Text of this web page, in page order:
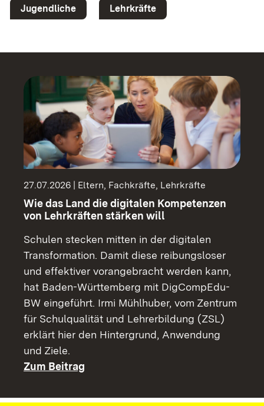
Jugendliche Lehrkräfte
27.07.2026 | Eltern, Fachkräfte, Lehrkräfte
Wie das Land die digitalen Kompetenzen
von Lehrkräften stärken will
Schulen stecken mitten in der digitalen
Transformation. Damit diese reibungsloser
und effektiver vorangebracht werden kann,
hat Baden-Württemberg mit DigCompEdu-
BW eingeführt. Irmi Mühlhuber, vom Zentrum
für Schulqualität und Lehrerbildung (ZSL)
erklärt hier den Hintergrund, Anwendung
und Ziele.
Zum Beitrag